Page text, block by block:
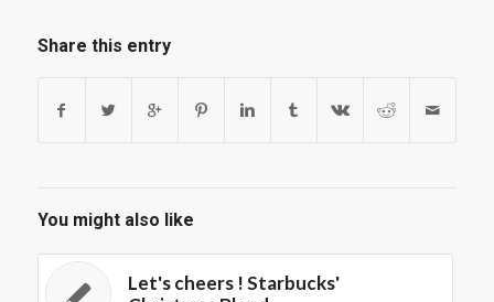
Share this entry
You might also like
Let's cheers ! Starbucks'